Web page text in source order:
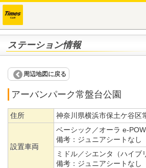
ステーション情報
周辺地図に戻る
アーバンパーク常盤台公園
住所 神奈川県横浜市保土ケ谷区
設置車両
ベーシック／オーラ e-
備考： ジュニアシートなし
ミドル／シエンタ（ハイブ
備考： ジュニアシートなし